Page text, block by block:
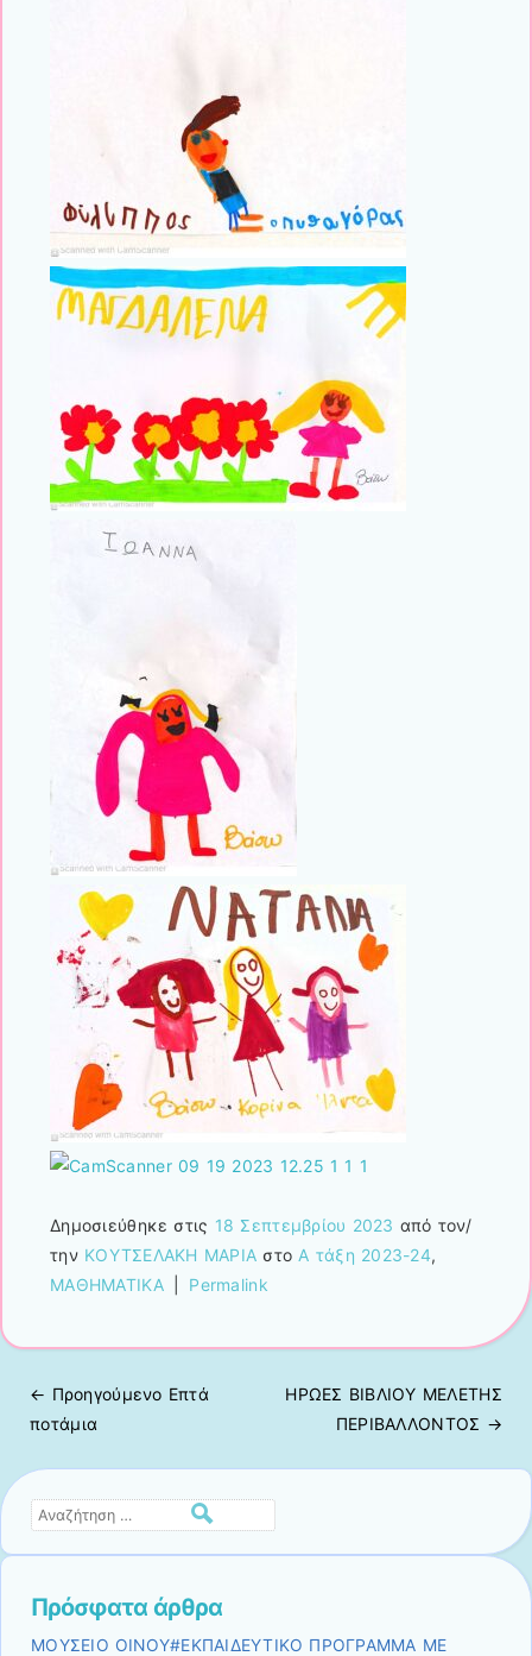
Δημοσιεύθηκε στις 18 Σεπτεμβρίου 2023 από τον/
την ΚΟΥΤΣΕΛΑΚΗ ΜΑΡΙΑ στο A τάξη 2023-24,
ΜΑΘΗΜΑΤΙΚΑ
Permalink
Πλοήγηση άρθρων
← Προηγούμενo Επτά
ποτάμια
ΗΡΩΕΣ ΒΙΒΛΙΟΥ ΜΕΛΕΤΗΣ
ΠΕΡΙΒΑΛΛΟΝΤΟΣ →
Αναζήτηση
Πρόσφατα άρθρα
ΜΟΥΣΕΙΟ ΟΙΝΟΥ#ΕΚΠΑΙΔΕΥΤΙΚΟ ΠΡΟΓΡΑΜΜΑ ΜΕ